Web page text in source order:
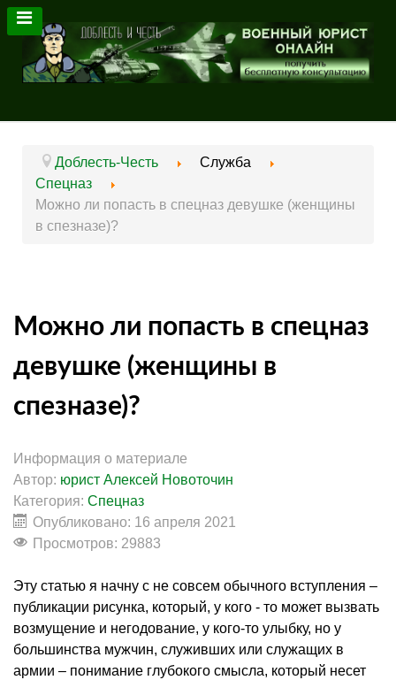
Доблесть-Честь
Служба
Спецназ
Можно ли попасть в спецназ девушке (женщины
в спезназе)?
Можно ли попасть в спецназ
девушке (женщины в
спезназе)?
Информация о материале
Автор: юрист Алексей Новоточин
Категория: Спецназ
Опубликовано: 16 апреля 2021
Просмотров: 29883
Эту статью я начну с не совсем обычного вступления –
публикации рисунка, который, у кого - то может вызвать
возмущение и негодование, у кого-то улыбку, но у
большинства мужчин, служивших или служащих в
армии – понимание глубокого смысла, который несет